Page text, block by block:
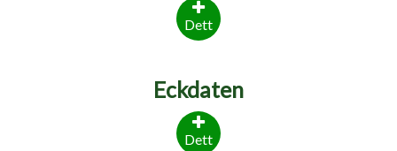
Dett
Eckdaten
Dett